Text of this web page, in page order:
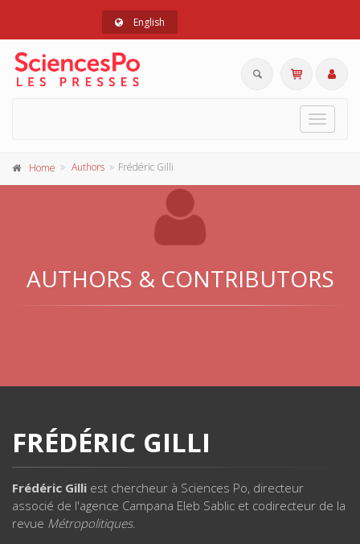
English
Toggle
Home Authors Frédéric Gilli
AUTHORS & CONTRIBUTORS
FRÉDÉRIC GILLI
Frédéric Gilli est chercheur à Sciences Po, directeur
associé de l'agence Campana Eleb Sablic et codirecteur de la
revue Métropolitiques.